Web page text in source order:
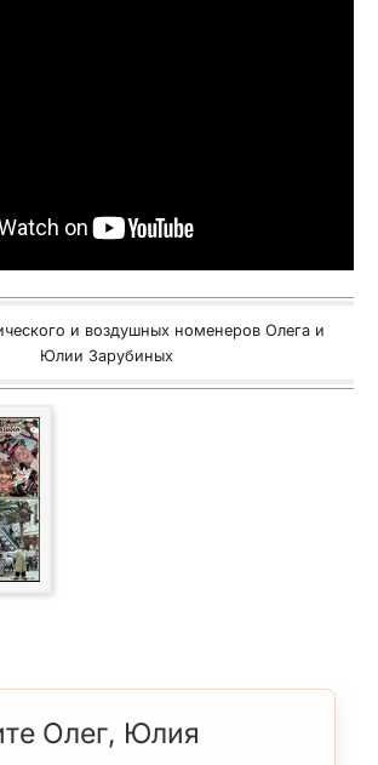
и воздушных номенеров Олега и
Юлии Зарубиных
Олег, Юлия